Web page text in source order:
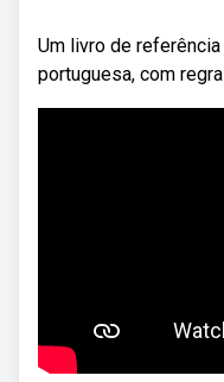
Um livro de
portuguesa, com